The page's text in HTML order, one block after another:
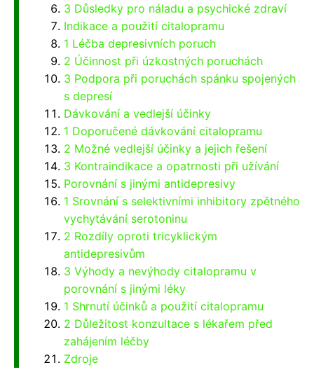
3 Důsledky pro náladu a psychické zdraví
Indikace a použití citalopramu
1 Léčba depresivních poruch
2 Účinnost při úzkostných poruchách
3 Podpora při poruchách spánku spojených
s depresí
Dávkování a vedlejší účinky
1 Doporučené dávkování citalopramu
2 Možné vedlejší účinky a jejich řešení
3 Kontraindikace a opatrnosti při užívání
Porovnání s jinými antidepresivy
1 Srovnání s selektivními inhibitory zpětného
vychytávání serotoninu
2 Rozdíly oproti tricyklickým
antidepresivům
3 Výhody a nevýhody citalopramu v
porovnání s jinými léky
1 Shrnutí účinků a použití citalopramu
2 Důležitost konzultace s lékařem před
zahájením léčby
Zdroje